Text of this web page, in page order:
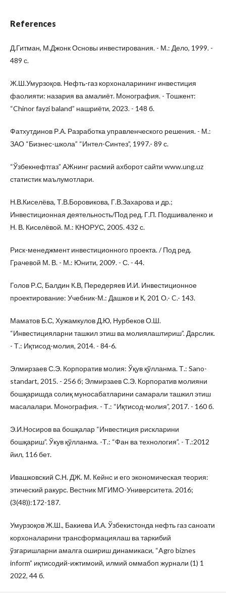
References
Д.Гитман, М.Джонк Основы инвестирования. - М.: Дело, 1999. -
489 с.
Ж.Ш.Умурзоқов. Нефть-газ корхоналарининг инвестиция
фаолияти: назария ва амалиёт. Монография. - Тошкент:
“Chinor fayzi baland” нашриёти, 2023. - 148 б.
Фатхутдинов Р.А. Разработка управленческого решения. - М.:
ЗАО “Бизнес-школа” “Интел-Синтез”, 1997.- 89 с.
“Ўзбекнефтгаз” АЖнинг расмий ахборот сайти www.ung.uz
статистик маълумотлари.
Н.В.Киселёва, Т.В.Боровикова, Г.В.Захарова и др.;
Инвестиционная деятельность/Под ред. Г.П. Подшиваленко и
Н. В. Киселёвой. М.: КНОРУС, 2005. 432 с.
Риск-менеджмент инвестиционного проекта. / Под ред.
Грачевой М. В. - М.: Юнити, 2009. - С. - 44.
Голов Р.С, Балдин К.В, Передеряев И.И. Инвестиционное
проектирование: Учебник-М.: Дашков и К, 201 О.- C.- 143.
Маматов Б.С, Хужамкулов Д.Ю, Нурбеков О.Ш.
“Инвестицияларни ташкил этиш ва молиялаштириш”. Дарслик.
- Т.: Иқтисод-молия, 2014. - 84-6.
Элмирзаев С.Э. Корпоратив молия: Ўқув қўлланма. Т.: Sano-
standart, 2015. - 256 б; Элмирзаев С.Э. Корпоратив молияни
бошқаришда солиқ муносабатларини самарали ташкил этиш
масалалари. Монография. - Т.: “Иқтисод-молия”, 2017. - 160 б.
Э.И.Носиров ва бошқалар “Инвестиция рискларини
бошқариш”. Ўкув қўлланма. -Т.: “Фан ва технология”. - Т.:2012
йил, 116 бет.
Ивашковский С.Н. ДЖ. М. Кейнс и его экономическая теория:
этический ракурс. Вестник МГИМО-Университета. 2016;
(3(48)):172-187.
Умурзоқов Ж.Ш., Бакиева И.А. Ўзбекистонда нефть газ саноати
корхоналарини трансформациялаш ва таркибий
ўзгаришларни амалга ошириш динамикаси, “Agro biznes
inform” иқтисодий-ижтимоий, илмий оммабоп журнали (1) 1
2022, 44 б.